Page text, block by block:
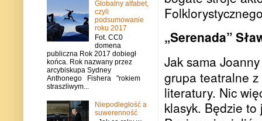
„Serenada”
Jak sama
grupa teatralne
literatury. Nic
klasyk. Będzie to
Globalny alfabet,
czyli
podsumowanie
roku 2017
Fot. CC0
domena
publiczna Rok 2017 dobiegł
końca. Rok nazwany przez
arcybiskupa Sydney
Anthonego Fishera "rokiem
straszliwym...
Niepodległość a
suwerenność